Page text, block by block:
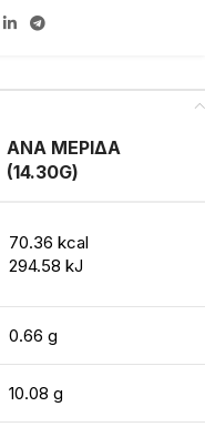
ΑΝΑ ΜΕΡΙΔΑ
(14.30G)
70.36 kcal
294.58 kJ
0.66 g
10.08 g